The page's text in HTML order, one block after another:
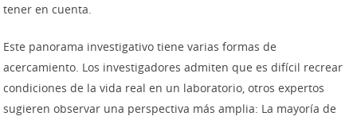
tener en cuenta.
Este panorama investigativo tiene varias formas de
acercamiento. Los investigadores admiten que es difícil recrear
condiciones de la vida real en un laboratorio, otros expertos
sugieren observar una perspectiva más amplia: La mayoría de